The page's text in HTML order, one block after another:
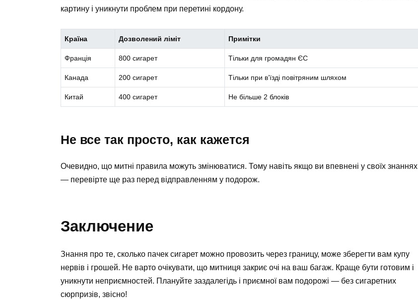
картину і уникнути проблем при перетині кордону.
Країна Дозволений ліміт Примітки
Франція 800 сигарет Тільки для громадян ЄС
Канада 200 сигарет Тільки при в’їзді повітряним шляхом
Китай 400 сигарет Не більше 2 блоків
Не все так просто, как кажется
Очевидно, що митні правила можуть змінюватися. Тому навіть якщо ви впевнені у своїх знаннях
— перевірте ще раз перед відправленням у подорож.
Заключение
Знання про те, сколько пачек сигарет можно провозить через границу, може зберегти вам купу
нервів і грошей. Не варто очікувати, що митниця закриє очі на ваш багаж. Краще бути готовим і
уникнути неприємностей. Плануйте заздалегідь і приємної вам подорожі — без сигаретних
сюрпризів, звісно!